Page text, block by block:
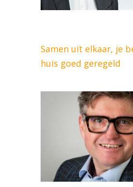
Samen uit elkaar, je
huis goed geregeld